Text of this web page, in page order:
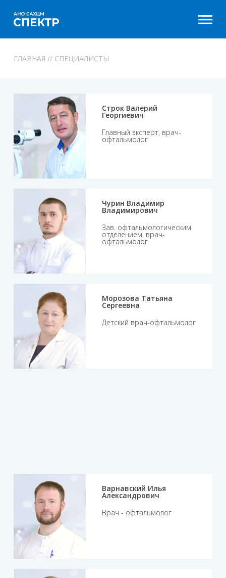
ГЛАВНАЯ // СПЕЦИАЛИСТЫ
Зав. офтальмологическим
отделением, врач-
офтальмолог
Чурин Владимир
Владимирович
Главный эксперт, врач-
офтальмолог
Строк Валерий
Георгиевич
Детский врач-офтальмолог
Морозова Татьяна
Сергеевна
Врач - офтальмолог
Варнавский Илья
Александрович